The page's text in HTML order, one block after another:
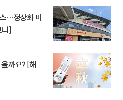
…정상화 바
니]
까요? [해